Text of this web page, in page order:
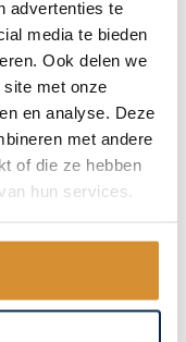
advertenties te
media te bieden
Ook delen we
met onze
en analyse. Deze
met andere
of die ze hebben
hun services.
vacuümglas,
ervoor dat
…